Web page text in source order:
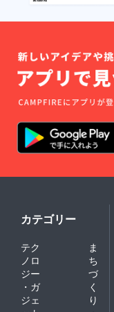
カテゴリー
テク
ノロ
ジー
・ガ
ジェ
ま
ち
づ
く
り